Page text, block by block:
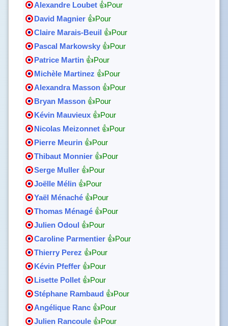
Alexandre Loubet 👍Pour
David Magnier 👍Pour
Claire Marais-Beuil 👍Pour
Pascal Markowsky 👍Pour
Patrice Martin 👍Pour
Michèle Martinez 👍Pour
Alexandra Masson 👍Pour
Bryan Masson 👍Pour
Kévin Mauvieux 👍Pour
Nicolas Meizonnet 👍Pour
Pierre Meurin 👍Pour
Thibaut Monnier 👍Pour
Serge Muller 👍Pour
Joëlle Mélin 👍Pour
Yaël Ménaché 👍Pour
Thomas Ménagé 👍Pour
Julien Odoul 👍Pour
Caroline Parmentier 👍Pour
Thierry Perez 👍Pour
Kévin Pfeffer 👍Pour
Lisette Pollet 👍Pour
Stéphane Rambaud 👍Pour
Angélique Ranc 👍Pour
Julien Rancoule 👍Pour